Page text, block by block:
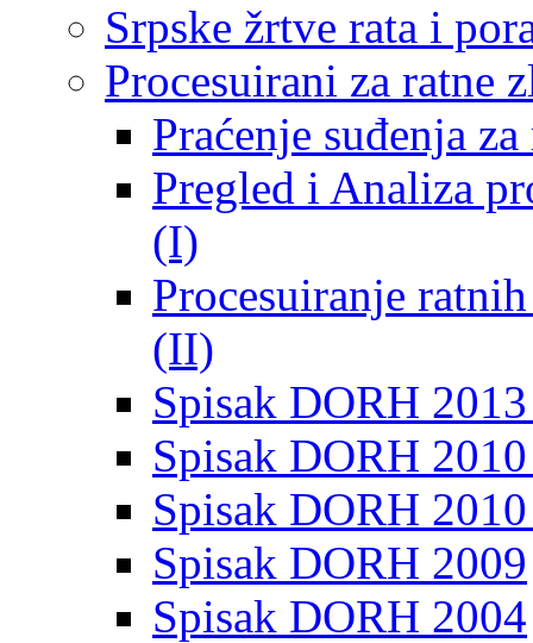
Srpske žrtve rata i
Procesuirani za ratne
Praćenje suđenja
Pregled i Analiza
(I)
Procesuiranje
(II)
Spisak DORH
Spisak DORH
Spisak DORH
Spisak DORH 2009
Spisak DORH 2004